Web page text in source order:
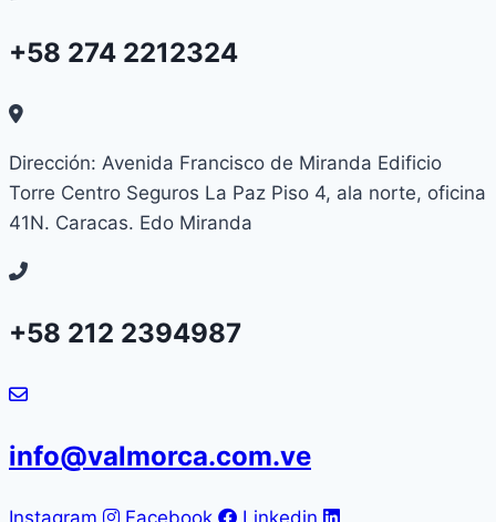
+58 274 2212324
Dirección: Avenida Francisco de Miranda Edificio
Torre Centro Seguros La Paz Piso 4, ala norte, oficina
41N. Caracas. Edo Miranda
+58 212 2394987
info@valmorca.com.ve